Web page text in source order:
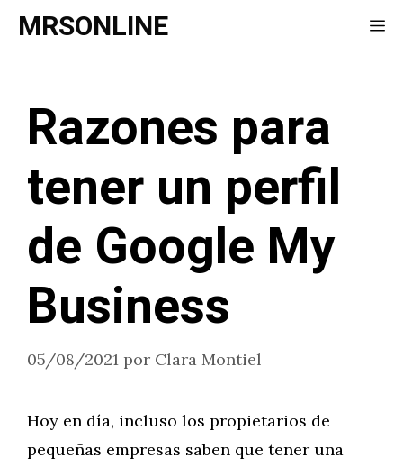
Saltar
MRSONLINE
Razones para
tener un perfil
de Google My
Business
05/08/2021 por Clara Montiel
Hoy en día, incluso los propietarios de
pequeñas empresas saben que tener una